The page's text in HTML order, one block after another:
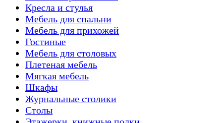
Кресла и стулья
Мебель для спальни
Мебель для прихожей
Гостиные
Мебель для столовых
Плетеная мебель
Мягкая мебель
Шкафы
Журнальные столики
Столы